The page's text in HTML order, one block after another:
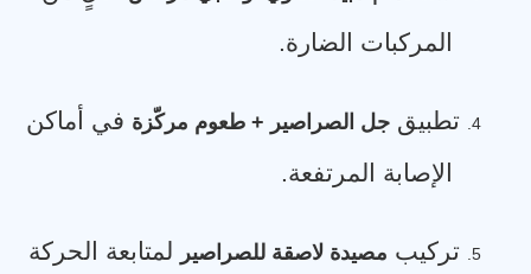
المركبات الضارة.
4. تطبيق جل الصراصير + طعوم مركّزة في أماكن
الإصابة المرتفعة.
5. تركيب مصيدة لاصقة للصراصير لمتابعة الحركة